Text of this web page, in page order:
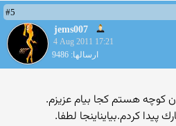
#5
jems007
4 Aug 2011 17:21
ارسالها: 9486
كوچه هستم كجا بيام عزيزم.
پيدا كردم.بيايناينجا لطفا.